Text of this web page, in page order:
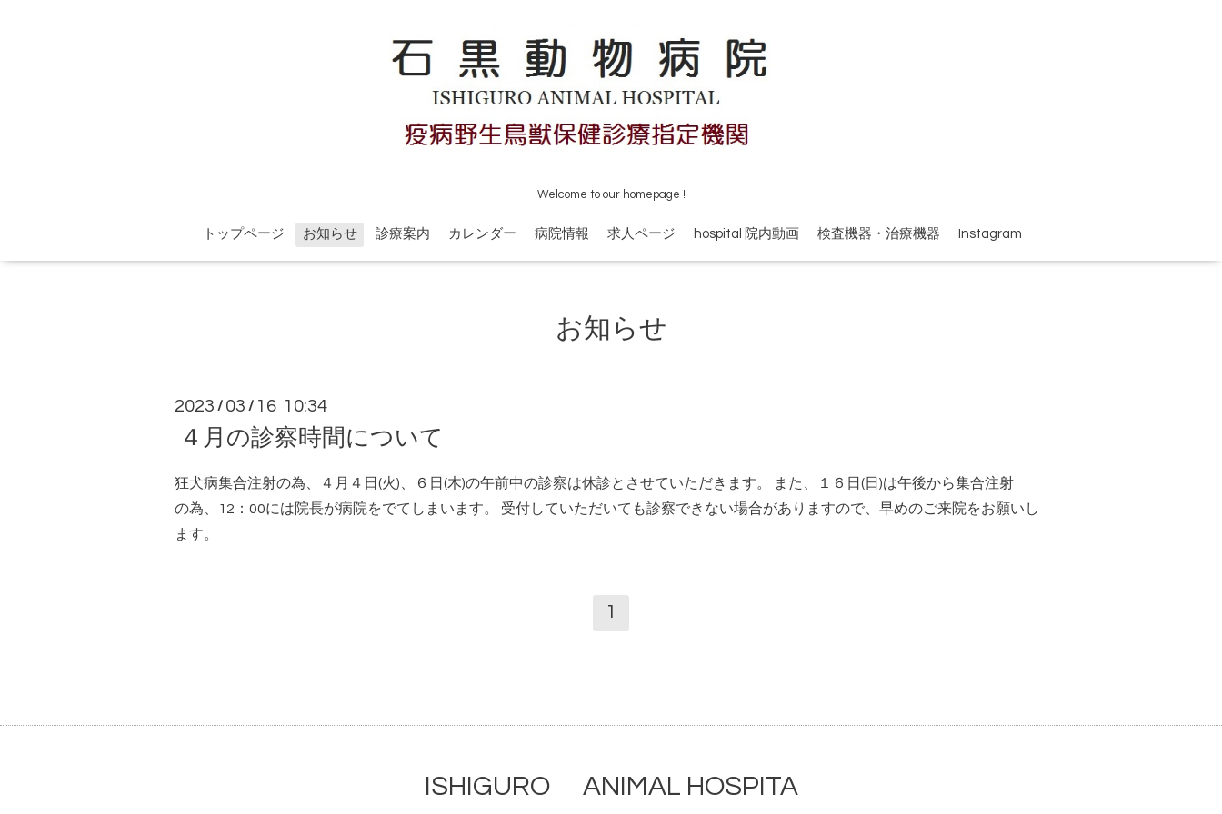
Welcome to our homepage !
トップページ お知らせ 診療案内 カレンダー 病院情報 求人ページ hospital 院内動画 検査機器・治療機器 Instagram
お知らせ
2023 / 03 / 16 10:34
４月の診察時間について
狂犬病集合注射の為、４月４日(火)、６日(木)の午前中の診察は休診とさせていただきます。 また、１６日(日)は午後から集合注射
の為、12：00には院長が病院をでてしまいます。 受付していただいても診察できない場合がありますので、早めのご来院をお願いし
ます。
1
ISHIGURO ANIMAL HOSPITA